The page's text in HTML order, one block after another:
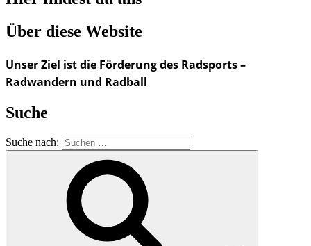
Über diese Website
Unser Ziel ist die Förderung des Radsports –
Radwandern und Radball
Suche
Suche nach: